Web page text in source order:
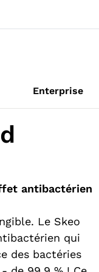
Enterprise
antibactérien
Le Skeo
qui
des bactéries